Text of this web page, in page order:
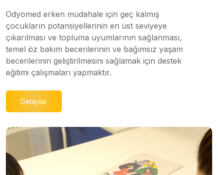
Odyomed erken müdahale için geç kalmış
çocukların potansiyellerinin en üst seviyeye
çıkarılması ve topluma uyumlarının sağlanması,
temel öz bakım becerilerinin ve bağımsız yaşam
becerilerinin geliştirilmesini sağlamak için destek
eğitimi çalışmaları yapmaktır.
Detaylar